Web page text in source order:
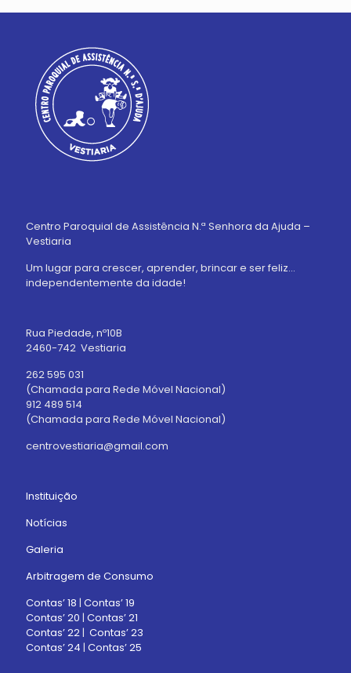
Centro Paroquial de Assistência N.ª Senhora da Ajuda –
Vestiaria
Um lugar para crescer, aprender, brincar e ser feliz…
independentemente da idade!
Rua Piedade, nº10B
2460-742 Vestiaria
262 595 031
(Chamada para Rede Móvel Nacional)
912 489 514
(Chamada para Rede Móvel Nacional)
centrovestiaria@gmail.com
Instituição
Notícias
Galeria
Arbitragem de Consumo
Contas’ 18 | Contas’ 19
Contas’ 20 | Contas’ 21
Contas’ 22 | Contas’ 23
Contas’ 24 | Contas’ 25